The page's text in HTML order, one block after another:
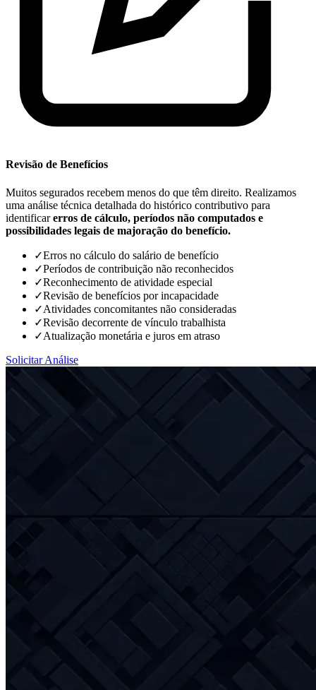
Revisão de Benefícios
Muitos segurados recebem menos do que têm direito. Realizamos
uma análise técnica detalhada do histórico contributivo para
identificarerros de cálculo, períodos não computados e
possibilidades legais de majoração do benefício.
✓Erros no cálculo do salário de benefício
✓Períodos de contribuição não reconhecidos
✓Reconhecimento de atividade especial
✓Revisão de benefícios por incapacidade
✓Atividades concomitantes não consideradas
✓Revisão decorrente de vínculo trabalhista
✓Atualização monetária e juros em atraso
Solicitar Análise